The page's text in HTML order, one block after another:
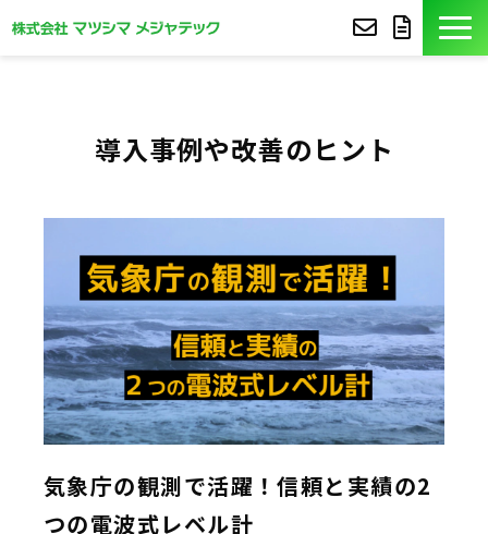
セミナー
よくあるご質問
Language
導入事例や改善のヒント
気象庁の観測で活躍！信頼と実績の2
つの電波式レベル計